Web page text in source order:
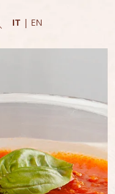
IT | EN